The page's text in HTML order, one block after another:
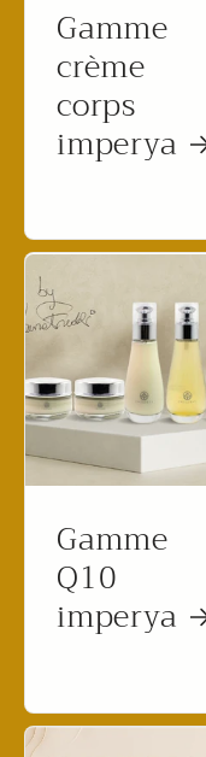
Gamme
crème
corps
imperya
Gamme
Q10
imperya